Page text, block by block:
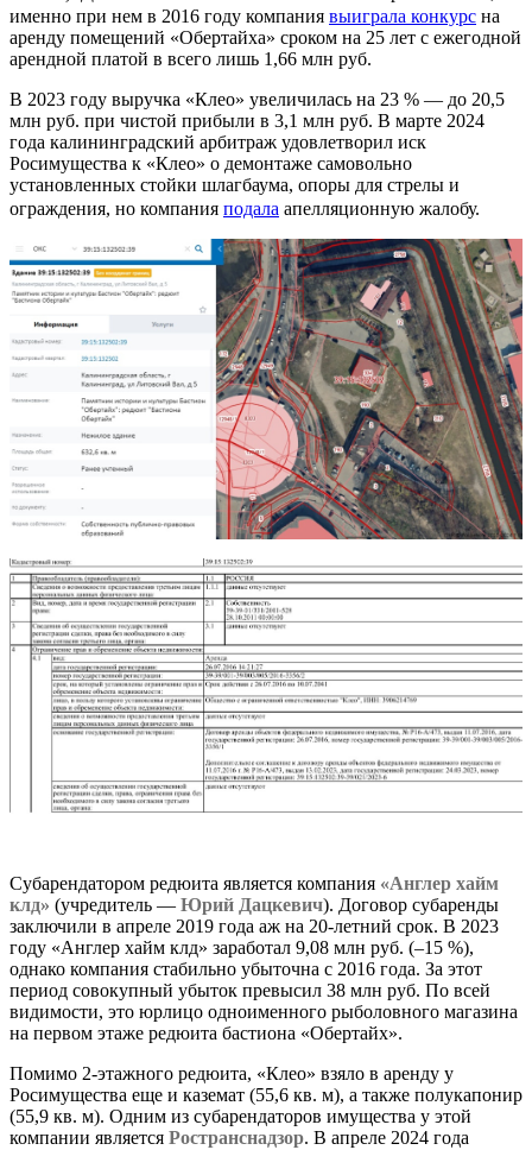
именно при нем в 2016 году компания выиграла конкурс на
аренду помещений «Обертайха» сроком на 25 лет с ежегодной
арендной платой в всего лишь 1,66 млн руб.
В 2023 году выручка «Клео» увеличилась на 23 % — до 20,5
млн руб. при чистой прибыли в 3,1 млн руб. В марте 2024
года калининградский арбитраж удовлетворил иск
Росимущества к «Клео» о демонтаже самовольно
установленных стойки шлагбаума, опоры для стрелы и
ограждения, но компания подала апелляционную жалобу.
Субарендатором редюита является компания «Англер хайм
клд» (учредитель — Юрий Дацкевич). Договор субаренды
заключили в апреле 2019 года аж на 20-летний срок. В 2023
году «Англер хайм клд» заработал 9,08 млн руб. (–15 %),
однако компания стабильно убыточна с 2016 года. За этот
период совокупный убыток превысил 38 млн руб. По всей
видимости, это юрлицо одноименного рыболовного магазина
на первом этаже редюита бастиона «Обертайх».
Помимо 2-этажного редюита, «Клео» взяло в аренду у
Росимущества еще и каземат (55,6 кв. м), а также полукапонир
(55,9 кв. м). Одним из субарендаторов имущества у этой
компании является Ространснадзор. В апреле 2024 года